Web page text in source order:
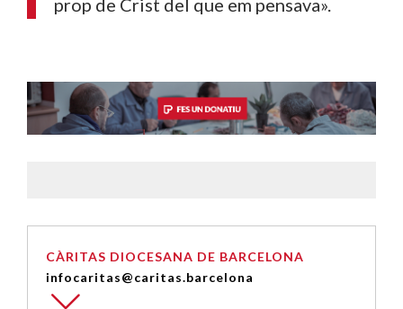
prop de Crist del que em pensava».
CÀRITAS DIOCESANA DE BARCELONA
infocaritas@caritas.barcelona